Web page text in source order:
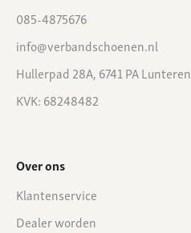
085-4875676
info@verbandschoenen.nl
Hullerpad 28A, 6741 PA Lunteren
KVK: 68248482
Over ons
Klantenservice
Dealer worden